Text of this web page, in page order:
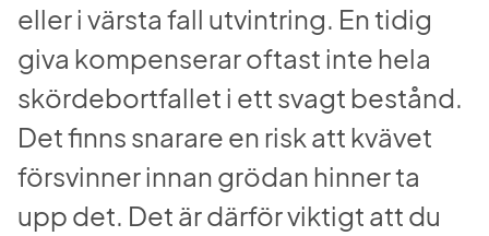
eller i värsta fall utvintring. En tidig
giva kompenserar oftast inte hela
skördebortfallet i ett svagt bestånd.
Det finns snarare en risk att kvävet
försvinner innan grödan hinner ta
upp det. Det är därför viktigt att du